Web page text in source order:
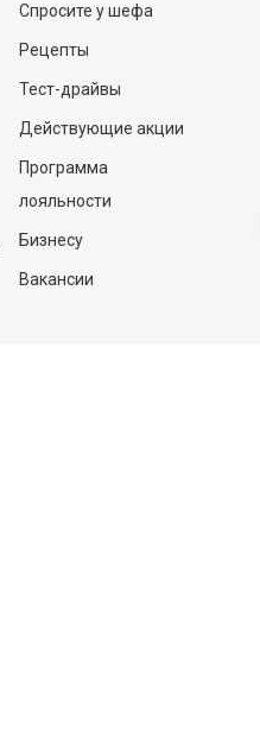
Спросите у шефа
Рецепты
Тест-драйвы
Действующие акции
Программа
лояльности
Бизнесу
Вакансии